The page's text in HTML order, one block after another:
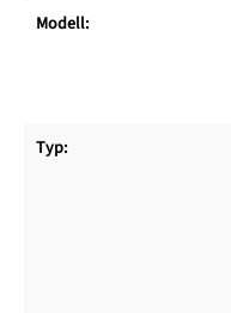
Modell:
Typ: